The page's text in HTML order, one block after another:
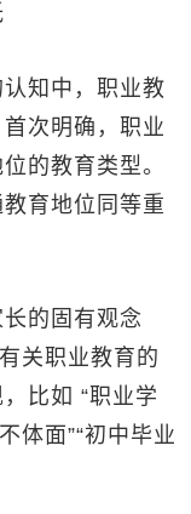
知中，职业教
次明确，职业
的教育类型。
育地位同等重
的固有观念
关职业教育的
比如 “职业学
体面”“初中毕业